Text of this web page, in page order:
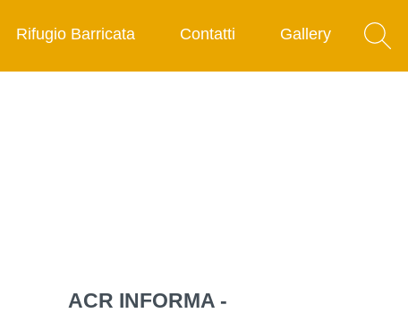
Rifugio Barricata Contatti Gallery
ACR INFORMA -